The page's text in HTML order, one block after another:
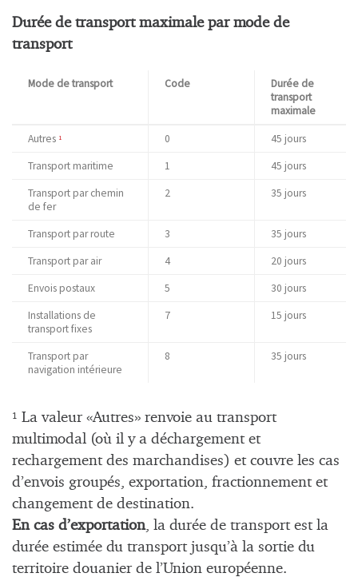
Durée de transport maximale par mode de
transport
Mode de transport Code
Durée de
transport
maximale
Autres 1 0
45 jours
Transport maritime
1
45 jours
Transport par chemin
de fer
2 35 jours
Transport par route 3
35 jours
Transport par air
4
20 jours
Envois postaux
5
30 jours
Installations de
transport fixes
7 15 jours
Transport par
navigation intérieure
8 35 jours
1
La valeur «Autres» renvoie au transport
multimodal (où il y a déchargement et
rechargement des marchandises) et couvre les cas
d’envois groupés, exportation, fractionnement et
changement de destination.
En cas d’exportation, la durée de transport est la
durée estimée du transport jusqu’à la sortie du
territoire douanier de l’Union européenne.